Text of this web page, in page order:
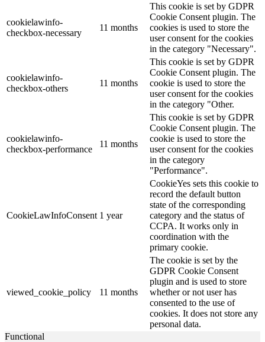
cookielawinfo-
checkbox-necessary
11 months
This cookie is set by GDPR
Cookie Consent plugin. The
cookies is used to store the
user consent for the cookies
in the category "Necessary".
cookielawinfo-
checkbox-others
11 months
This cookie is set by GDPR
Cookie Consent plugin. The
cookie is used to store the
user consent for the cookies
in the category "Other.
cookielawinfo-
checkbox-performance
11 months
This cookie is set by GDPR
Cookie Consent plugin. The
cookie is used to store the
user consent for the cookies
in the category
"Performance".
CookieLawInfoConsent 1 year
CookieYes sets this cookie to
record the default button
state of the corresponding
category and the status of
CCPA. It works only in
coordination with the
primary cookie.
viewed_cookie_policy 11 months
The cookie is set by the
GDPR Cookie Consent
plugin and is used to store
whether or not user has
consented to the use of
cookies. It does not store any
personal data.
Functional